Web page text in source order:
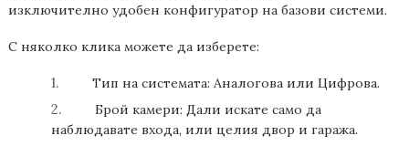
изключително удобен конфигуратор на базови системи.
С няколко клика можете да изберете:
1. Тип на системата:Аналогова или Цифрова.
2. Брой камери:Дали искате само да
наблюдавате входа, или целия двор и гаража.